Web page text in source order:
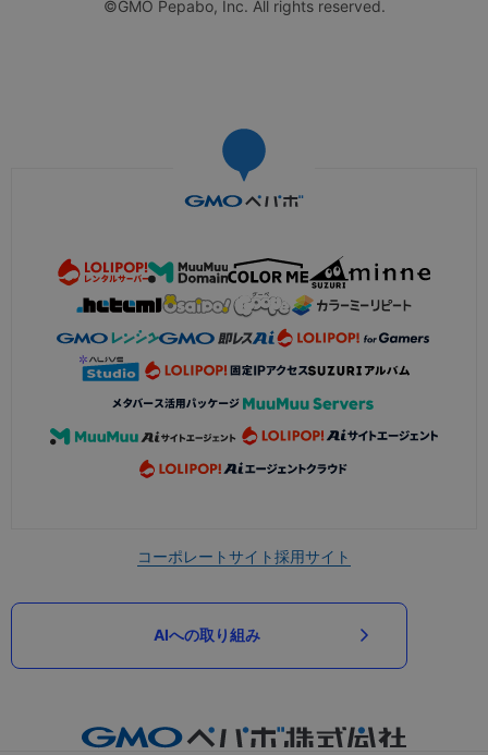
©GMO Pepabo, Inc. All rights reserved.
コーポレートサイト採用サイト
AIへの取り組み